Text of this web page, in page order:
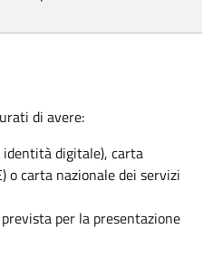
di avere:
identità digitale), carta
o carta nazionale dei servizi
per la presentazione